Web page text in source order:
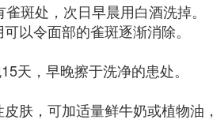
斑处，次日早晨用白酒洗掉。
以令面部的雀斑逐渐消除。
天，早晚擦于洗净的患处。
肤，可加适量鲜牛奶或植物油，